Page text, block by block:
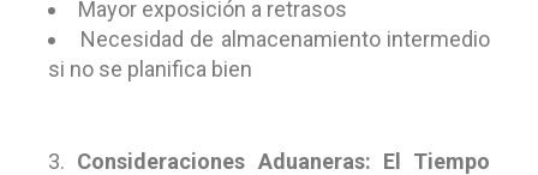
Mayor exposición a retrasos
Necesidad de almacenamiento intermedio
si no se planifica bien
Consideraciones Aduaneras: El Tiempo